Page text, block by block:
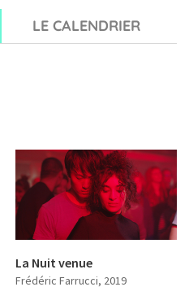
LE CALENDRIER
La Nuit venue
Frédéric Farrucci, 2019